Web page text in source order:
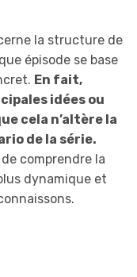
la structure de
épisode se base
En fait,
idées ou
cela n’altère la
de la série.
comprendre la
dynamique et